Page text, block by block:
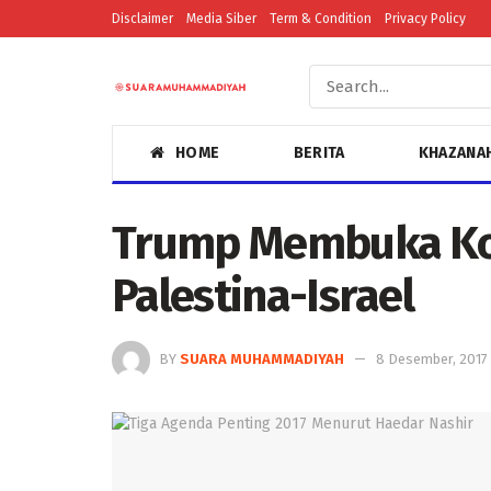
Disclaimer Media Siber Term & Condition Privacy Policy
HOME BERITA
Trump Membuka
Palestina-Israel
BY SUARA MUHAMMADIYAH 8 Desember, 2017